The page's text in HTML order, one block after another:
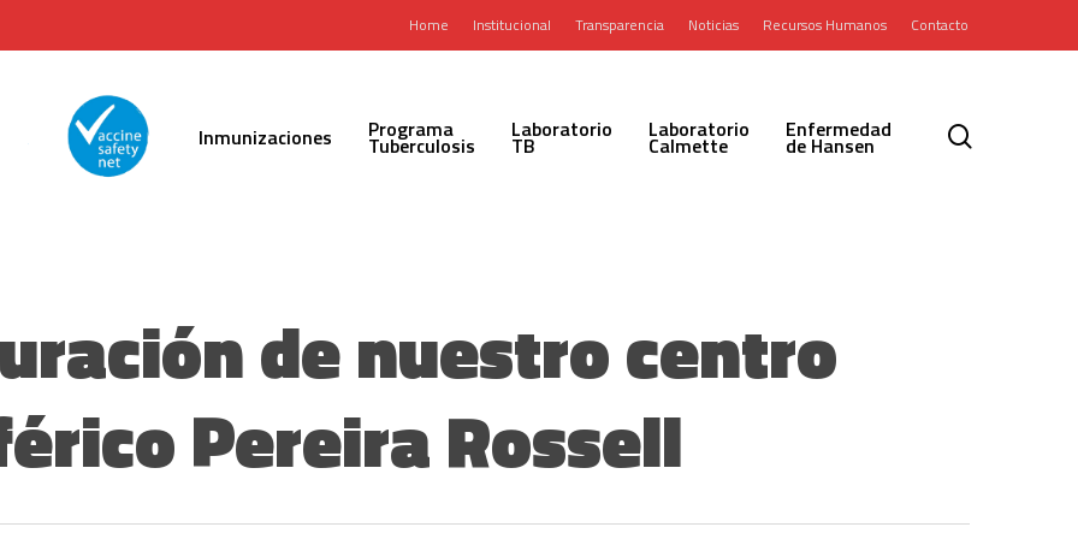
Home Institucional Transparencia Noticias Recursos Humanos Contacto
Inmunizaciones Programa
Tuberculosis
Laboratorio
TB
Laboratorio
Calmette
Enfermedad
de Hansen
de nuestro centro
Pereira Rossell